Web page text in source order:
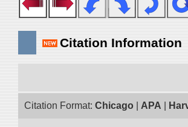
Citation Information
Citation Format: Chicago APA